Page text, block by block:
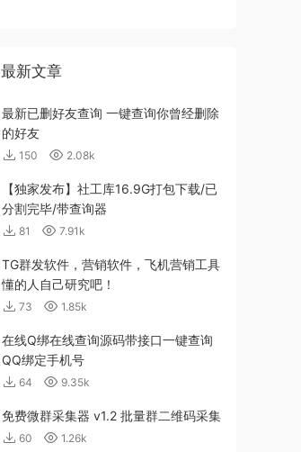
最新文章
最新已删好友查询 一键查询你曾经删除
的好友
150 2.08k
【独家发布】社工库16.9G打包下载/已
分割完毕/带查询器
81 7.91k
TG群发软件，营销软件，飞机营销工具
懂的人自己研究吧！
73 1.85k
在线Q绑在线查询源码带接口一键查询
QQ绑定手机号
64 9.35k
免费微群采集器 v1.2 批量群二维码采集
60 1.26k